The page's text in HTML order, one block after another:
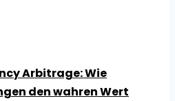
Arbitrage: Wie
den wahren Wert